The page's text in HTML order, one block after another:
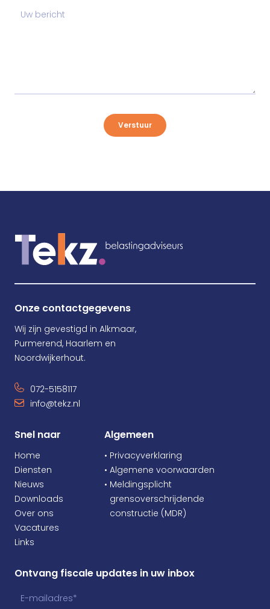
Verstuur
Onze contactgegevens
Wij zijn gevestigd in Alkmaar,
Purmerend, Haarlem en
Noordwijkerhout.
072-5158117
info@tekz.nl
Snel naar
Home
Diensten
Nieuws
Downloads
Over ons
Vacatures
Links
Algemeen
• Privacyverklaring
• Algemene voorwaarden
• Meldingsplicht
grensoverschrijdende
constructie (MDR)
Ontvang fiscale updates in uw inbox